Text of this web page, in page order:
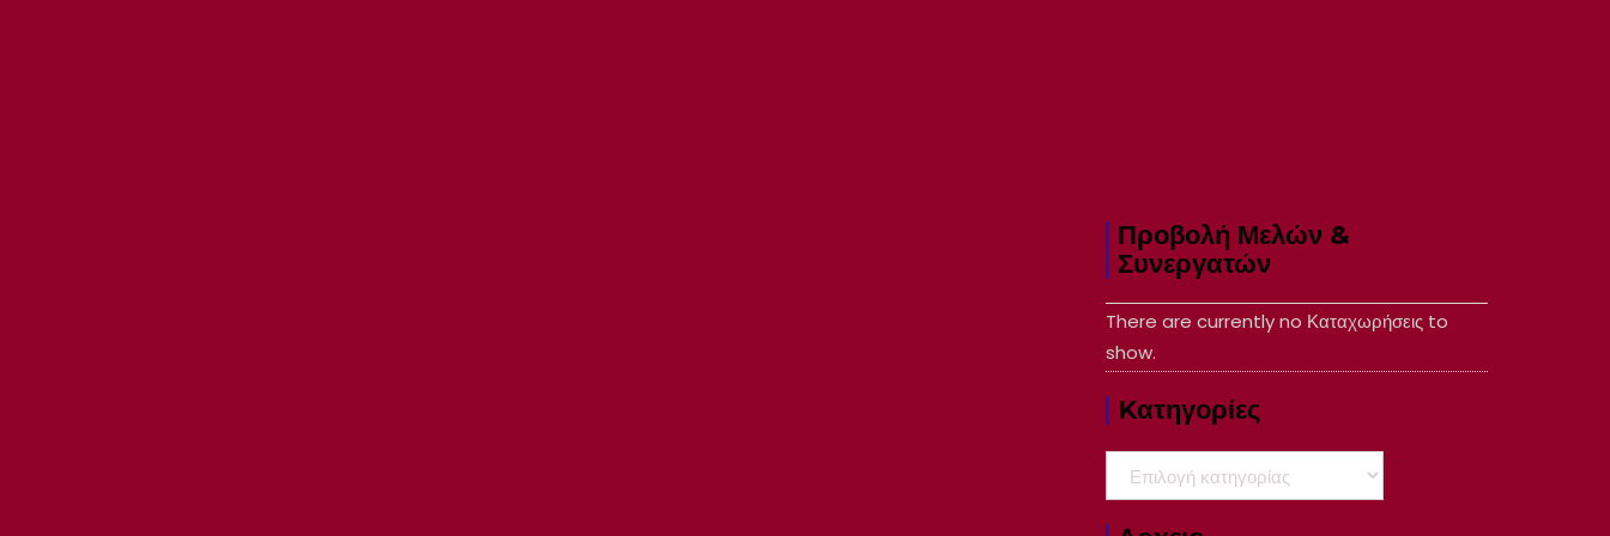
Προβολή Μελών &
Συνεργατών
There are currently no Καταχωρήσεις to
show.
Kατηγορίες
Kατηγορίες